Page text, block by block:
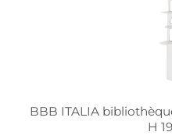
BBB ITALIA
H